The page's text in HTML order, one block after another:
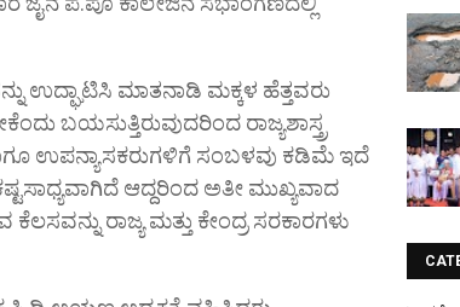
ಉದ್ಘಾಟಿಸಿ ಮಾತನಾಡಿ ಮಕ್ಕಳ ಹೆತ್ತವರು
ಬಯಸುತ್ತಿರುವುದರಿಂದ ರಾಜ್ಯಶಾಸ್ತ್ರ
ಉಪನ್ಯಾಸಕರುಗಳಿಗೆ ಸಂಬಳವು ಕಡಿಮೆ ಇದೆ
ಆದ್ದರಿಂದ ಅತೀ ಮುಖ್ಯವಾದ
ರಾಜ್ಯ ಮತ್ತು ಕೇಂದ್ರ ಸರಕಾರಗಳು